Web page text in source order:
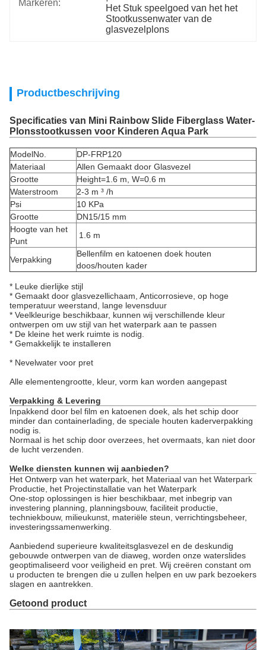
Markeren:
Het Stuk speelgoed van het het
Stootkussenwater van de
glasvezelplons
Productbeschrijving
Specificaties van Mini Rainbow Slide Fiberglass Water-
Plonsstootkussen voor Kinderen Aqua Park
ModelNo.
DP-FRP120
Materiaal
Allen Gemaakt door Glasvezel
Grootte
Height=1.6 m, W=0.6 m
Waterstroom
2-3 m ³ /h
Psi
10 KPa
Grootte
DN15/15 mm
Hoogte van het
Punt
1.6 m
Verpakking
Bellenfilm en katoenen doek houten
doos/houten kader
* Leuke dierlijke stijl
* Gemaakt door glasvezellichaam, Anticorrosieve, op hoge
temperatuur weerstand, lange levensduur
* Veelkleurige beschikbaar, kunnen wij verschillende kleur
ontwerpen om uw stijl van het waterpark aan te passen
* De kleine het werk ruimte is nodig.
* Gemakkelijk te installeren
* Nevelwater voor pret
Alle elementengrootte, kleur, vorm kan worden aangepast
Verpakking & Levering
Inpakkend door bel film en katoenen doek, als het schip door
minder dan containerlading, de speciale houten kaderverpakking
nodig is.
Normaal is het schip door overzees, het overmaats, kan niet door
de lucht verzenden.
Welke diensten kunnen wij aanbieden?
Het Ontwerp van het waterpark, het Materiaal van het Waterpark
Productie, het Projectinstallatie van het Waterpark
One-stop oplossingen is hier beschikbaar, met inbegrip van
investering planning, planningsbouw, faciliteit productie,
techniekbouw, milieukunst, materiële steun, verrichtingsbeheer,
investeringssamenwerking.
Aanbiedend superieure kwaliteitsglasvezel en de deskundig
gebouwde ontwerpen van de diaweg, worden onze waterslides
geoptimaliseerd voor veiligheid en pret. Wij creëren constant om
u producten te brengen die u zullen helpen en uw park bezoekers
slagen en aantrekken.
Getoond product